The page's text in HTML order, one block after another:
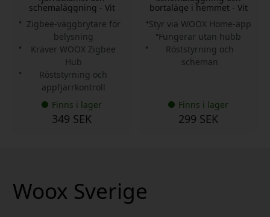
schemaläggning - Vit
Zigbee-väggbrytare för
belysning
Kräver WOOX Zigbee
Hub
Röststyrning och
appfjärrkontroll
Finns i lager
349 SEK
bortaläge i hemmet - Vit
Styr via WOOX Home-app
Fungerar utan hubb
Röststyrning och
scheman
Finns i lager
299 SEK
Woox Sverige